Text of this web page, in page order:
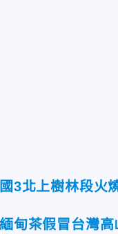
國3北上樹林段火
緬甸茶假冒台灣